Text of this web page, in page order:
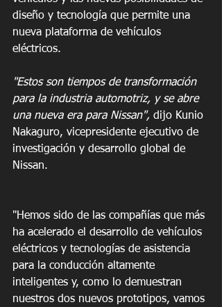
diseño y tecnología que permite una
nueva plataforma de vehículos
eléctricos.
"Estos son tiempos de transformación
para la industria automotriz, y se abre
una nueva era para Nissan", dijo Kunio
Nakaguro, vicepresidente ejecutivo de
investigación y desarrollo global de
Nissan.
"Hemos sido de las compañías que más
ha acelerado el desarrollo de vehículos
eléctricos y tecnologías de asistencia
para la conducción altamente
inteligentes y, como lo demuestran
nuestros dos nuevos prototipos, vamos